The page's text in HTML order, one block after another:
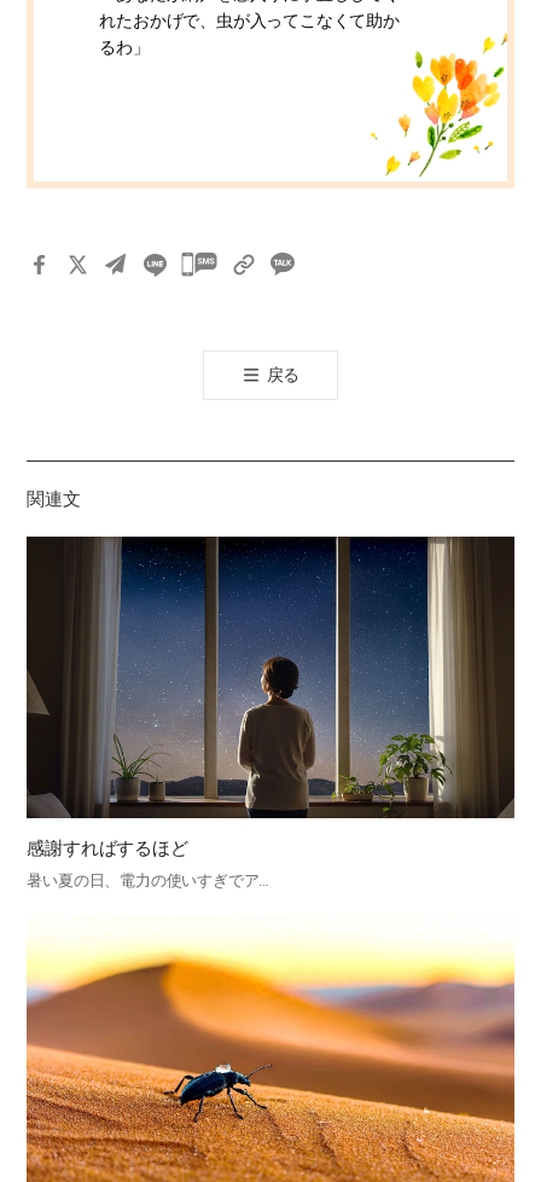
れたおかげで、虫が入ってこなくて助か
るわ」
카
톡
공
기
戻る
関連文
感謝すればするほど
暑い夏の日、電力の使いすぎでア…